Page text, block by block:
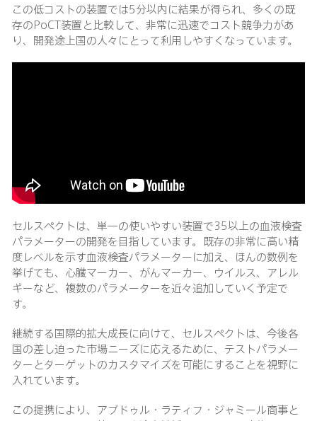
この低コストの装置では5分以内に結果が得られ、多くの既
存のPoCT装置と比較して、非常に迅速でコスト競争力があ
り、開発途上国の人々にとって利用しやすくなっています。
セルスペクトは、単一の使いやすい装置で35以上の血液検査
パラメーターの開発を目指しています。既存の非常に高い精
度レベルを示す血液検査パラメーターに加え、ほんの数例を
挙げても、心臓マーカー、がんマーカー、ウイルス、アレル
ギーなど、複数のパラメーターを近々追加していく予定で
す。
継続する国際的拡大成長に向けて、セルスペクトは、今後各
国の差し迫った市場ニーズに応えるために、テストパラメー
ターとターゲットのカスタマイズを可能にすることを視野に
入れています。
この提携により、アブドゥル・ラティフ・ジャミール商事と